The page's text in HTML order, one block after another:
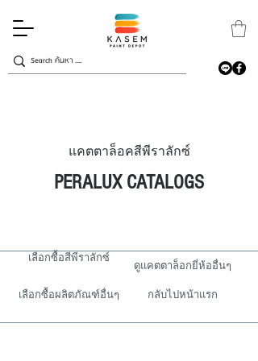
แคตตาล็อคสีพีราลักซ์
PERALUX CATALOGS
เลือกซื้อสีพีราลักซ์
ดูแคตตาล็อกยี่ห้ออื่นๆ
เลือกซื้อผลิตภัณฑ์อื่นๆ กลับไปหน้าแรก